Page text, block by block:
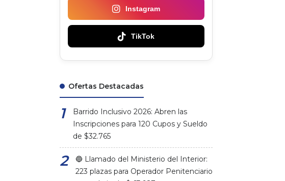
Instagram
TikTok
Ofertas Destacadas
Barrido Inclusivo 2026: Abren las
Inscripciones para 120 Cupos y Sueldo
de $32.765
🔵 Llamado del Ministerio del Interior:
223 plazas para Operador Penitenciario